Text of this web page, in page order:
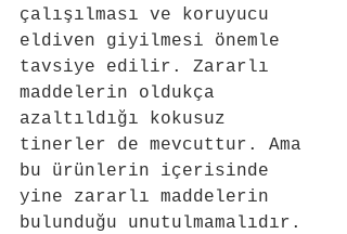
çalışılması ve koruyucu
eldiven giyilmesi önemle
tavsiye edilir. Zararlı
maddelerin oldukça
azaltıldığı kokusuz
tinerler de mevcuttur. Ama
bu ürünlerin içerisinde
yine zararlı maddelerin
bulunduğu unutulmamalıdır.